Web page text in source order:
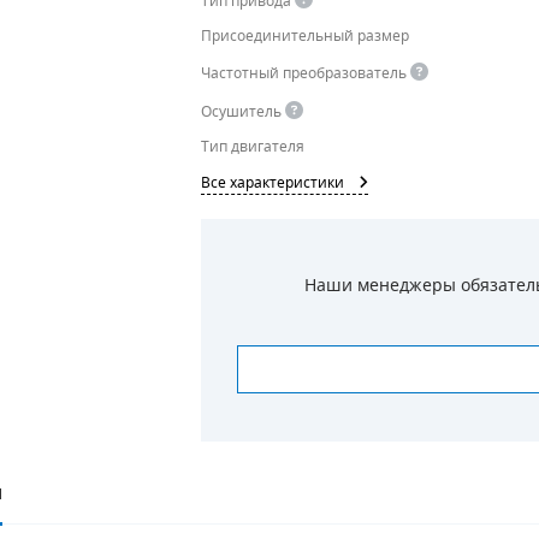
Присоединительный размер
Частотный преобразователь
Осушитель
Тип двигателя
Все характеристики
Наши менеджеры